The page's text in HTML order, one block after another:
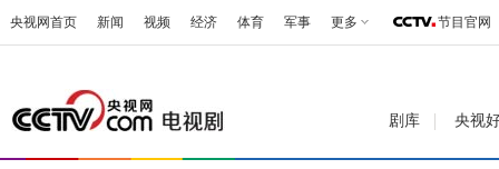
央视网首页 新闻 视频 经济 体育 军事 更多 节目官网
剧库 央视